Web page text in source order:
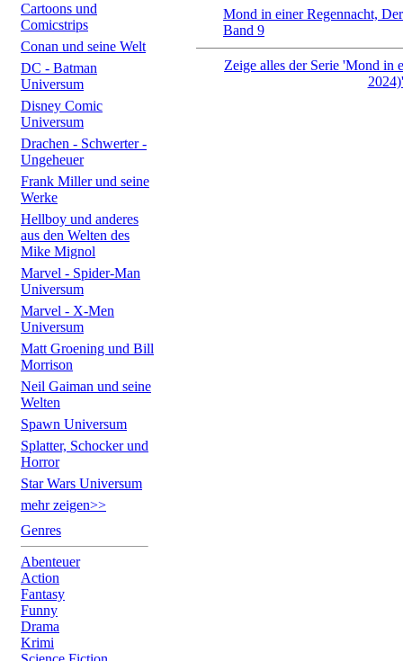
Cartoons und
Comicstrips
Conan und seine Welt
DC - Batman
Universum
Disney Comic
Universum
Drachen - Schwerter -
Ungeheuer
Frank Miller und seine
Werke
Hellboy und anderes
aus den Welten des
Mike Mignol
Marvel - Spider-Man
Universum
Marvel - X-Men
Universum
Matt Groening und Bill
Morrison
Neil Gaiman und seine
Welten
Spawn Universum
Splatter, Schocker und
Horror
Star Wars Universum
mehr zeigen>>
Genres
Abenteuer
Action
Fantasy
Funny
Drama
Krimi
Mond in einer Regennacht,
Band 9
Zeige alles der Serie 'Mond in
2024)'